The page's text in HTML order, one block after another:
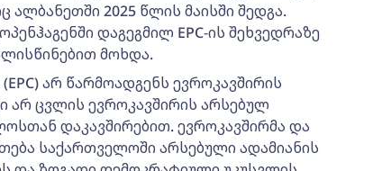
2025 წლის მაისში შედგა.
დაგეგმილ EPC-ის შეხვედრაზე
მოხდა.
არ წარმოადგენს ევროკავშირის
არ ცვლის ევროკავშირის არსებულ
დაკავშირებით. ევროკავშირმა და
საქართველოში არსებული ადამიანის